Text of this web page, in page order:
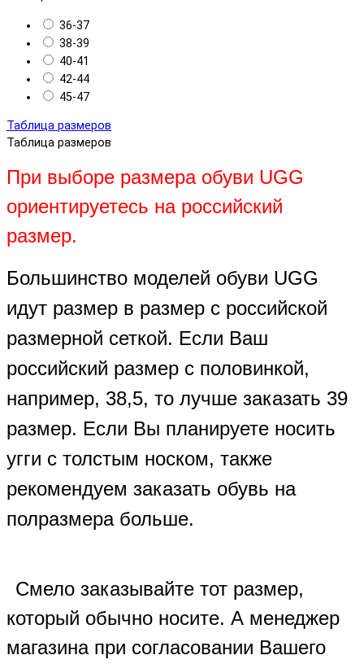
36-37
38-39
40-41
42-44
45-47
Таблица размеров
Таблица размеров
При выборе размера обуви UGG
ориентируетесь на российский
размер.
Большинство моделей обуви UGG
идут размер в размер с российской
размерной сеткой. Если Ваш
российский размер с половинкой,
например, 38,5, то лучше заказать 39
размер. Если Вы планируете носить
угги с толстым носком, также
рекомендуем заказать обувь на
полразмера больше.
Смело заказывайте тот размер,
который обычно носите. А менеджер
магазина при согласовании Вашего